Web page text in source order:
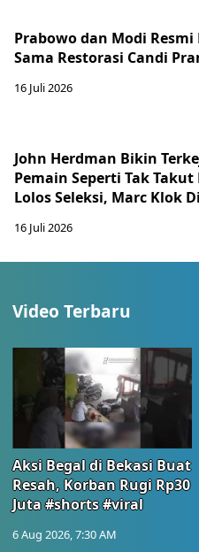
Prabowo dan Modi Resmi
Sama Restorasi Candi
16 Juli 2026
John Herdman Bikin
Pemain Seperti Tak
Lolos Seleksi, Marc Klok
16 Juli 2026
Video Terbaru
Aksi Begal di Bekasi Buat
Resah, Korban Rugi Rp30
Juta #shorts #viral
6 Aug 2026, 7:30 AM